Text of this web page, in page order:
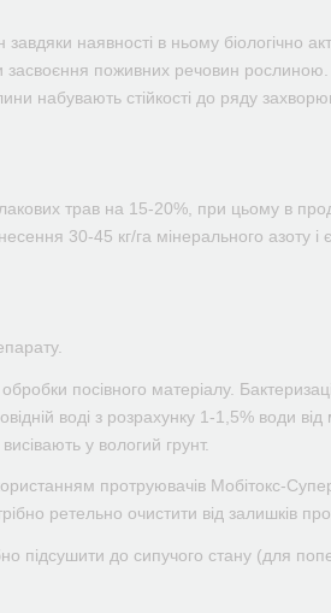
наявності в ньому біологічно
засвоєння поживних речовин рослиною.
набувають стійкості до ряду
трав на 15-20%, при цьому в
30-45 кг/га мінерального азоту і
посівного матеріалу.
воді з розрахунку 1-1,5% води
у вологий грунт.
протруювачів Мобітокс-
ретельно очистити від залишків
підсушити до сипучого стану (для